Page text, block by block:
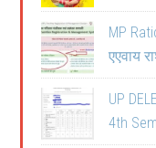
MP
एएवाय
UP
4th